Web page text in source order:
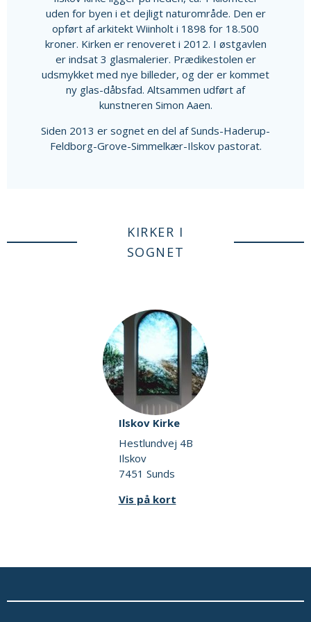
uden for byen i et dejligt naturområde. Den er
opført af arkitekt Wiinholt i 1898 for 18.500
kroner. Kirken er renoveret i 2012. I østgavlen
er indsat 3 glasmalerier. Prædikestolen er
udsmykket med nye billeder, og der er kommet
ny glas-dåbsfad. Altsammen udført af
kunstneren Simon Aaen.
Siden 2013 er sognet en del af Sunds-Haderup-
Feldborg-Grove-Simmelkær-Ilskov pastorat.
KIRKER I
SOGNET
Ilskov Kirke
Hestlundvej 4B
Ilskov
7451 Sunds
Vis på kort